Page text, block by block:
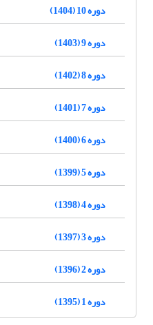
دوره 10 (1404)
دوره 9 (1403)
دوره 8 (1402)
دوره 7 (1401)
دوره 6 (1400)
دوره 5 (1399)
دوره 4 (1398)
دوره 3 (1397)
دوره 2 (1396)
دوره 1 (1395)